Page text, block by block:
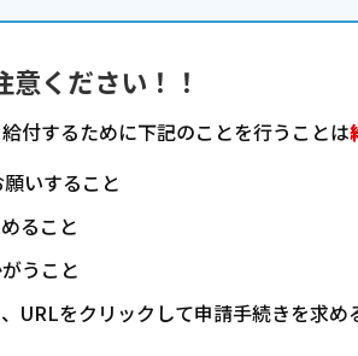
ください！！
付するために下記のことを行うことは
いすること
ること
うこと
URLをクリックして申請手続きを求め